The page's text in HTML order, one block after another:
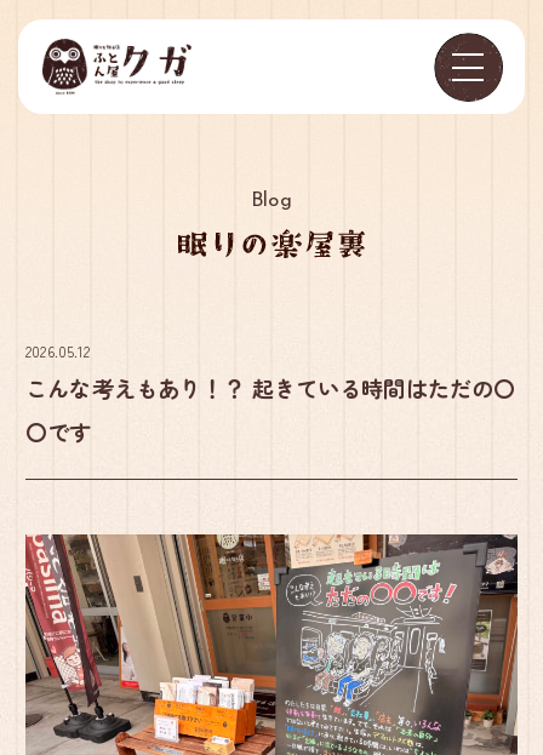
Blog
2026.05.12
こんな考えもあり！？ 起きている時間はただの〇
〇です